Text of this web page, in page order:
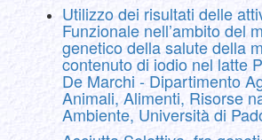
Utilizzo dei risultati delle
Funzionale nell’ambito del
genetico della salute della
contenuto di iodio nel latte
De Marchi - Dipartimento
Animali, Alimenti, Risorse
Ambiente, Università di